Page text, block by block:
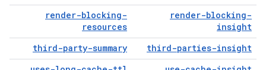
render-blocking-
insight
render-blocking-
resources
third-parties-insight
third-party-summary